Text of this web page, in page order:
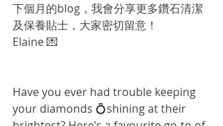
下個月的blog，我會分享更多鑽石清潔
及保養貼士，大家密切留意！
Elaine 💌
Have you ever had trouble keeping
your diamonds 💍shining at their